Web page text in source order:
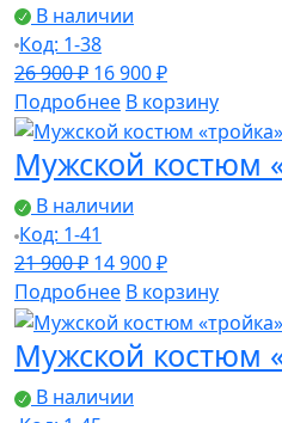
В наличии
Код: 1-38
26 900₽ Первоначальная
цена
составляла
26
900 ₽.
16 900₽Текущая
цена:
16
900 ₽.
Подробнее В корзину
Мужской костюм
В наличии
Код: 1-41
21 900₽ Первоначальная
цена
составляла
21
900 ₽.
14 900₽Текущая
цена:
14
900 ₽.
Подробнее В корзину
Мужской костюм
В наличии